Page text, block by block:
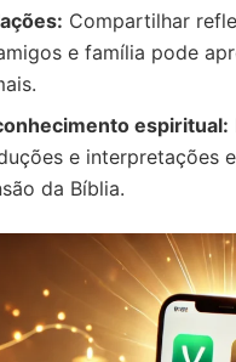
Compartilhar
e família pode
espiritual:
e interpretações
da Bíblia.